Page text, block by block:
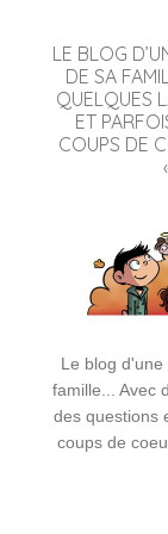
LE BLOG
DE SA
QUELQUES
ET
COUPS DE
Le blog
famille... Avec
des questions
coups de